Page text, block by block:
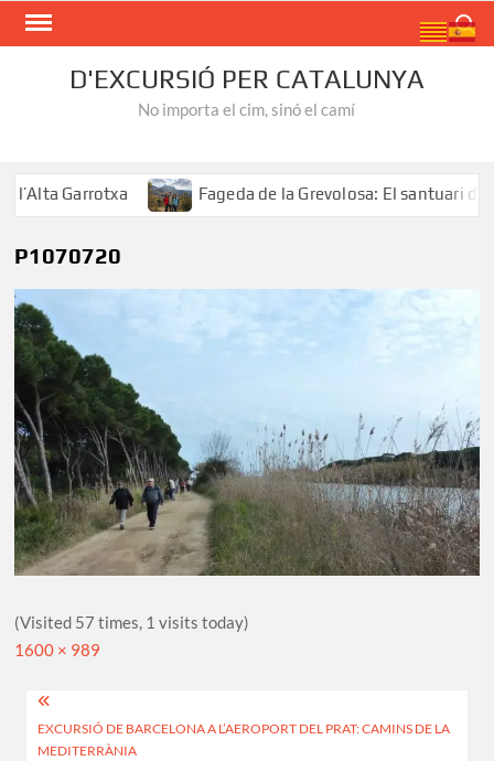
Skip
D'EXCURSIÓ PER CATALUNYA
No importa el cim, sinó el camí
Garrotxa Fageda de la Grevolosa: El santuari dels
P1070720
(Visited 57 times, 1 visits today)
Full
1600 × 989
Navegació
d'entrades
EXCURSIÓ DE BARCELONA A L’AEROPORT DEL PRAT: CAMINS DE LA
MEDITERRÀNIA